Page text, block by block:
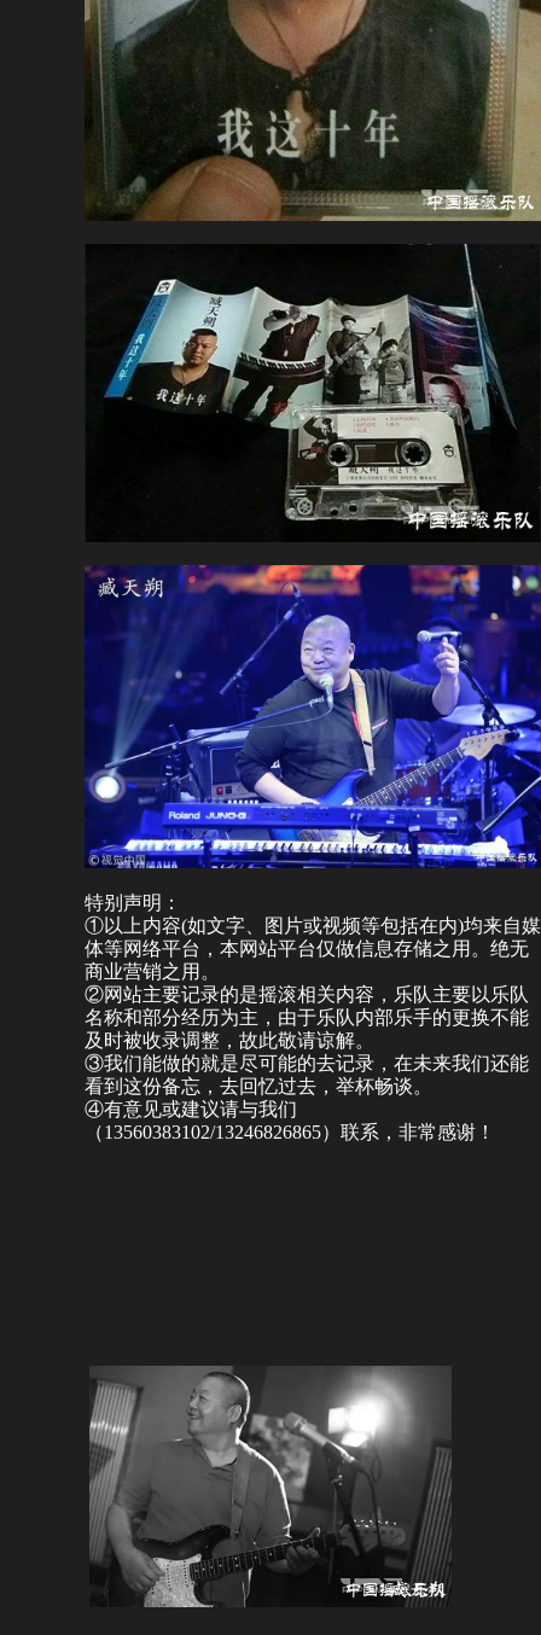
特别声明：
①以上内容(如文字、图片或视频等包括在内)均来自媒
体等网络平台，本网站平台仅做信息存储之用。绝无
商业营销之用。
②网站主要记录的是摇滚相关内容，乐队主要以乐队
名称和部分经历为主，由于乐队内部乐手的更换不能
及时被收录调整，故此敬请谅解。
③我们能做的就是尽可能的去记录，在未来我们还能
看到这份备忘，去回忆过去，举杯畅谈。
④有意见或建议请与我们
（13560383102/13246826865）联系，非常感谢！